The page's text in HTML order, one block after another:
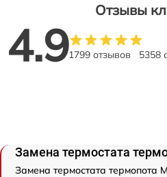
Отзывы
4.91799 отзывов 5358
Замена термостата
Замена термостата термопота